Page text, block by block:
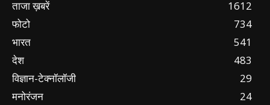
ताजा ख़बरें
1612
फोटो
734
भारत
541
देश
483
विज्ञान-टेक्नॉलॉजी
29
मनोरंजन
24